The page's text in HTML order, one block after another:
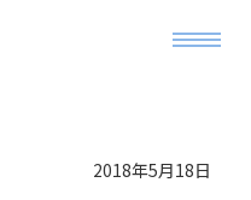
2018年5月18日